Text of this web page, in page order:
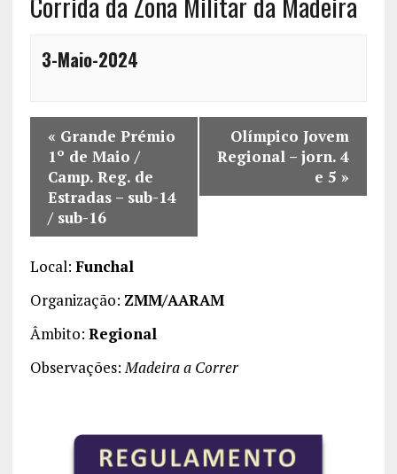
3-Maio-2024
« Grande Prémio
1º de Maio /
Camp. Reg. de
Estradas – sub-14
/ sub-16
Olímpico Jovem
Regional – jorn. 4
e 5 »
Local: Funchal
Organização: ZMM/AARAM
Âmbito: Regional
Observações:Madeira a Correr